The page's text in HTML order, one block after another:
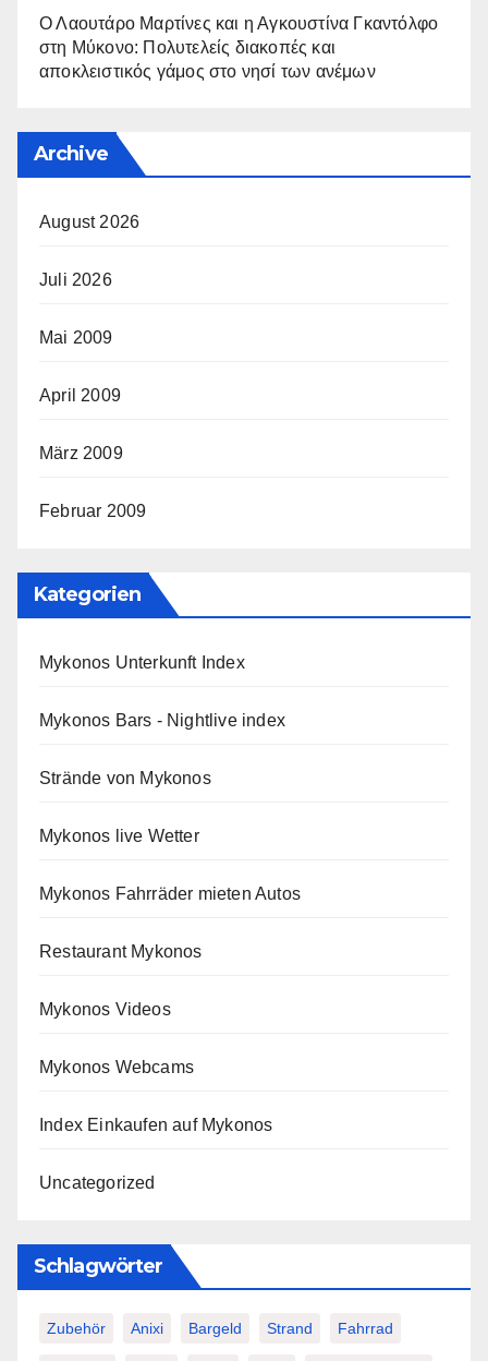
Ο Λαουτάρο Μαρτίνες και η Αγκουστίνα Γκαντόλφο
στη Μύκονο: Πολυτελείς διακοπές και
αποκλειστικός γάμος στο νησί των ανέμων
Archive
August 2026
Juli 2026
Mai 2009
April 2009
März 2009
Februar 2009
Kategorien
Mykonos Unterkunft Index
Mykonos Bars - Nightlive index
Strände von Mykonos
Mykonos live Wetter
Mykonos Fahrräder mieten Autos
Restaurant Mykonos
Mykonos Videos
Mykonos Webcams
Index Einkaufen auf Mykonos
Uncategorized
Schlagwörter
Zubehör Anixi Bargeld Strand Fahrrad